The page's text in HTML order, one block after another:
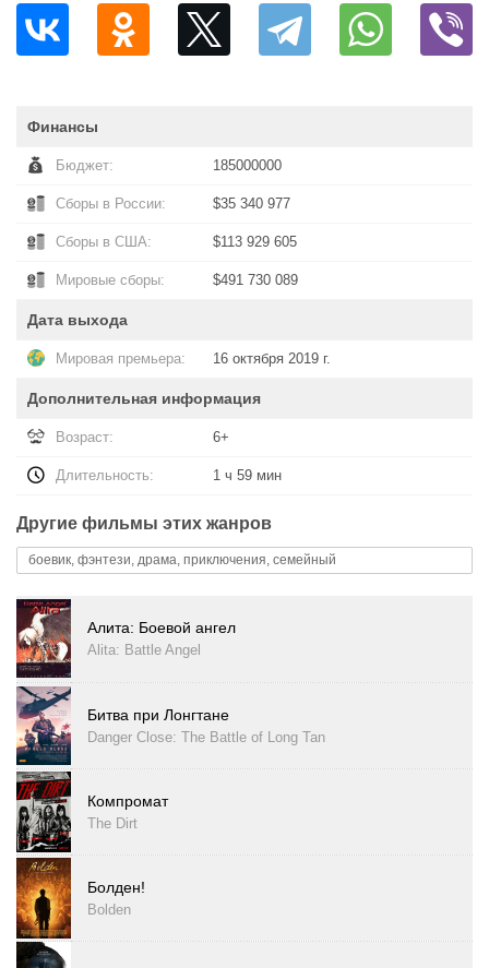
Финансы
Бюджет: 185000000
Сборы в России: $35 340 977
Сборы в США: $113 929 605
Мировые сборы: $491 730 089
Дата выхода
Мировая премьера: 16 октября 2019 г.
Дополнительная информация
Возраст: 6+
Длительность: 1 ч 59 мин
Другие фильмы этих жанров
боевик, фэнтези, драма, приключения, семейный
Алита: Боевой ангел
Alita: Battle Angel
Битва при Лонгтане
Danger Close: The Battle of Long Tan
Компромат
The Dirt
Болден!
Bolden